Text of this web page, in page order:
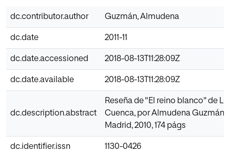
dc.contributor.author Guzmán, Almudena
dc.date 2011-11
dc.date.accessioned 2018-08-13T11:28:09Z
dc.date.available 2018-08-13T11:28:09Z
dc.description.abstract
Reseña de "El reino blanco" de
Cuenca, por Almudena Guzmán.
Madrid, 2010, 174 págs
dc.identifier.issn 1130-0426